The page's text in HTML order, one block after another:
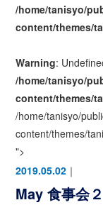
/home/tanisyo/
content/themes/
Warning:
/home/tanisyo/
content/themes/
/home/tanisyo/
content/themes/
">
2019.05.02 ｜
May 食事会２